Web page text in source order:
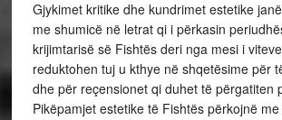
Gjykimet kritike dhe kundrimet estetike
me shumicë në letrat qi i përkasin
krijimtarisë së Fishtës deri nga mesi i
reduktohen tuj u kthye në shqetësime për
dhe për reçensionet qi duhet të përgatiten
Pikëpamjet estetike të Fishtës përkojnë